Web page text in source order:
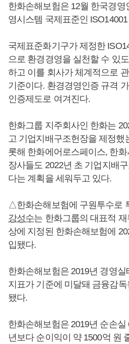
한화손해보험은 12월 한국경
영시스템 국제표준인
국제표준화기구가 제정한
으로 환경경영을 실천할 수 있
하고 이를 회사가 체계적으로
기준이다. 환경경영인증 규격
인증제도로 여겨진다.
한화그룹 지주회사인 한화는
고 기업지배구조헌장을 제정했
롯해 한화에어로스페이스, 한
장사들도 2022년 초 기업지배
다는 계획을 세워두고 있다.
△한화손해보험에 구원투수로
강성수는 한화그룹의 대표적
상에 지정된 한화손해보험에
입됐다.
한화손해보험은 2019년 경영
지표가 기준에 미달돼 금융감
됐다.
한화손해보험은 2019년 순손실
년보다 순이익이 약 1500억 원